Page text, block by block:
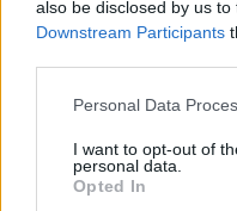
also be disclosed by us
Downstream Participants
Personal Data
I want to opt-out of
personal data.
Opted In
Ο